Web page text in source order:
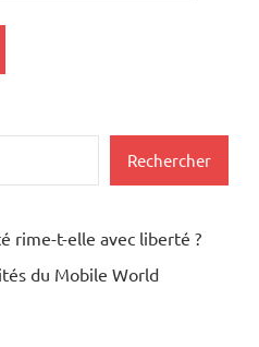
Rechercher
rime-t-elle avec liberté ?
du Mobile World